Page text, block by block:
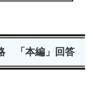
「本編」回答